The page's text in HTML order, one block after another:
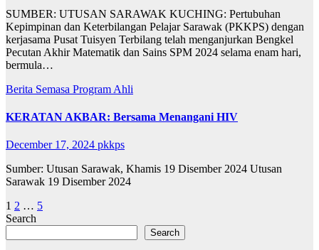
SUMBER: UTUSAN SARAWAK KUCHING: Pertubuhan
Kepimpinan dan Keterbilangan Pelajar Sarawak (PKKPS) dengan
kerjasama Pusat Tuisyen Terbilang telah menganjurkan Bengkel
Pecutan Akhir Matematik dan Sains SPM 2024 selama enam hari,
bermula…
Berita Semasa Program Ahli
KERATAN AKBAR: Bersama Menangani HIV
December 17, 2024 pkkps
Sumber: Utusan Sarawak, Khamis 19 Disember 2024 Utusan
Sarawak 19 Disember 2024
Posts
pagination
1 2 … 5
Search
Search